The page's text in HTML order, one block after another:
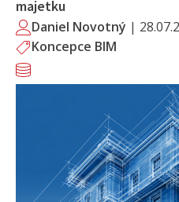
majetku
Daniel Novotný |
Koncepce BIM